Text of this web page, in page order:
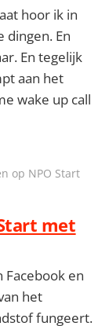
hoor ik in
En
En tegelijk
aan het
wake up call
op NPO Start
met
Facebook en
het
fungeert.